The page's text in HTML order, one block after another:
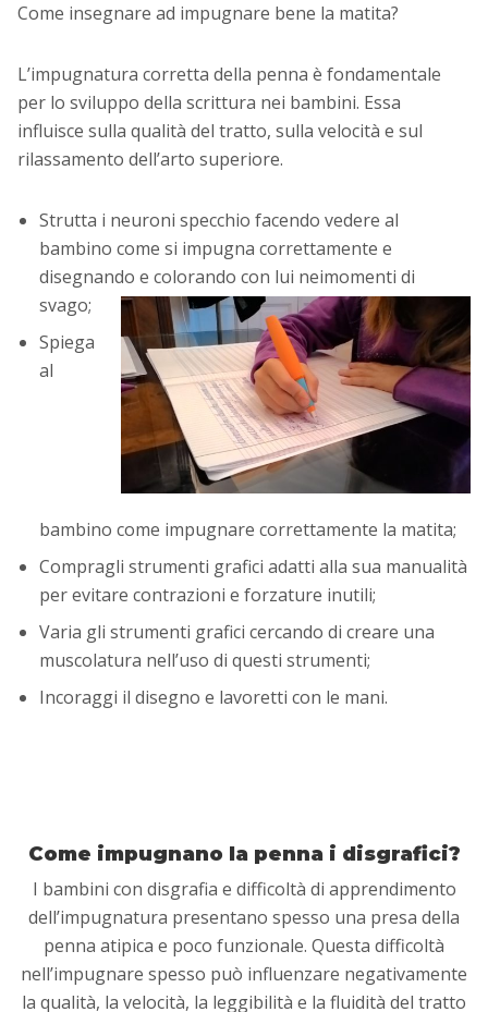
Come insegnare ad impugnare bene la matita?
L’impugnatura corretta della penna è fondamentale
per lo sviluppo della scrittura nei bambini. Essa
influisce sulla qualità del tratto, sulla velocità e sul
rilassamento dell’arto superiore.
Strutta i neuroni specchio facendo vedere al
bambino come si impugna correttamente e
disegnando e colorando con lui neimomenti di
svago;
Spiega
al
bambino come impugnare correttamente la matita;
Compragli strumenti grafici adatti alla sua manualità
per evitare contrazioni e forzature inutili;
Varia gli strumenti grafici cercando di creare una
muscolatura nell’uso di questi strumenti;
Incoraggi il disegno e lavoretti con le mani.
Come impugnano la penna i disgrafici?
I bambini con disgrafia e difficoltà di apprendimento
dell’impugnatura presentano spesso una presa della
penna atipica e poco funzionale. Questa difficoltà
nell’impugnare spesso può influenzare negativamente
la qualità, la velocità, la leggibilità e la fluidità del tratto